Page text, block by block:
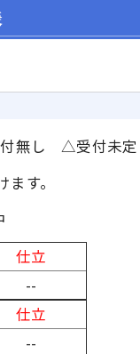
無し △受付未定
す。
仕立
--
仕立
--